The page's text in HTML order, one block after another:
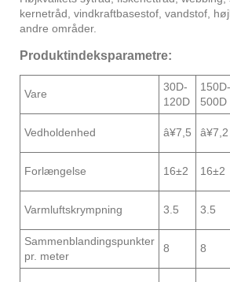
kernetråd, vindkraftbasestof, vandstof,
andre områder.
Produktindeksparametre:
Vare
30D-
120D
150D-
500D
Vedholdenhed â¥7,5 â¥7,2
Forlængelse 16±2 16±2
Varmluftskrympning 3.5 3.5
Sammenblandingspunkter
pr. meter
8 8